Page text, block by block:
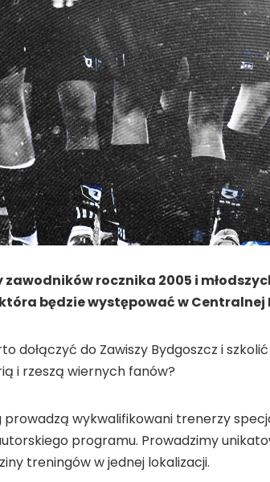
rocznika 2005 i
będzie występować w Centralnej
dołączyć do Zawiszy Bydgoszcz i
i rzeszą wiernych fanów?
prowadzą wykwalifikowani trenerzy
programu. Prowadzimy
treningów w jednej lokalizacji.